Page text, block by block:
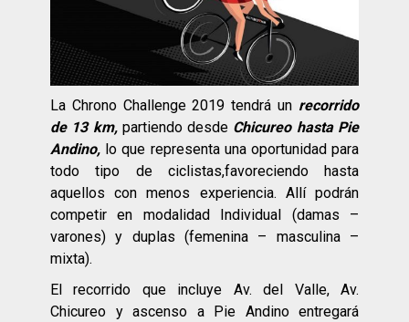
La Chrono Challenge 2019 tendrá un recorrido
de 13 km,partiendo desde Chicureo hasta Pie
Andino, lo que representa una oportunidad para
todo tipo de ciclistas,favoreciendo hasta
aquellos con menos experiencia. Allí podrán
competir en modalidad Individual (damas –
varones) y duplas (femenina – masculina –
mixta).
El recorrido que incluye Av. del Valle, Av.
Chicureo y ascenso a Pie Andino entregará